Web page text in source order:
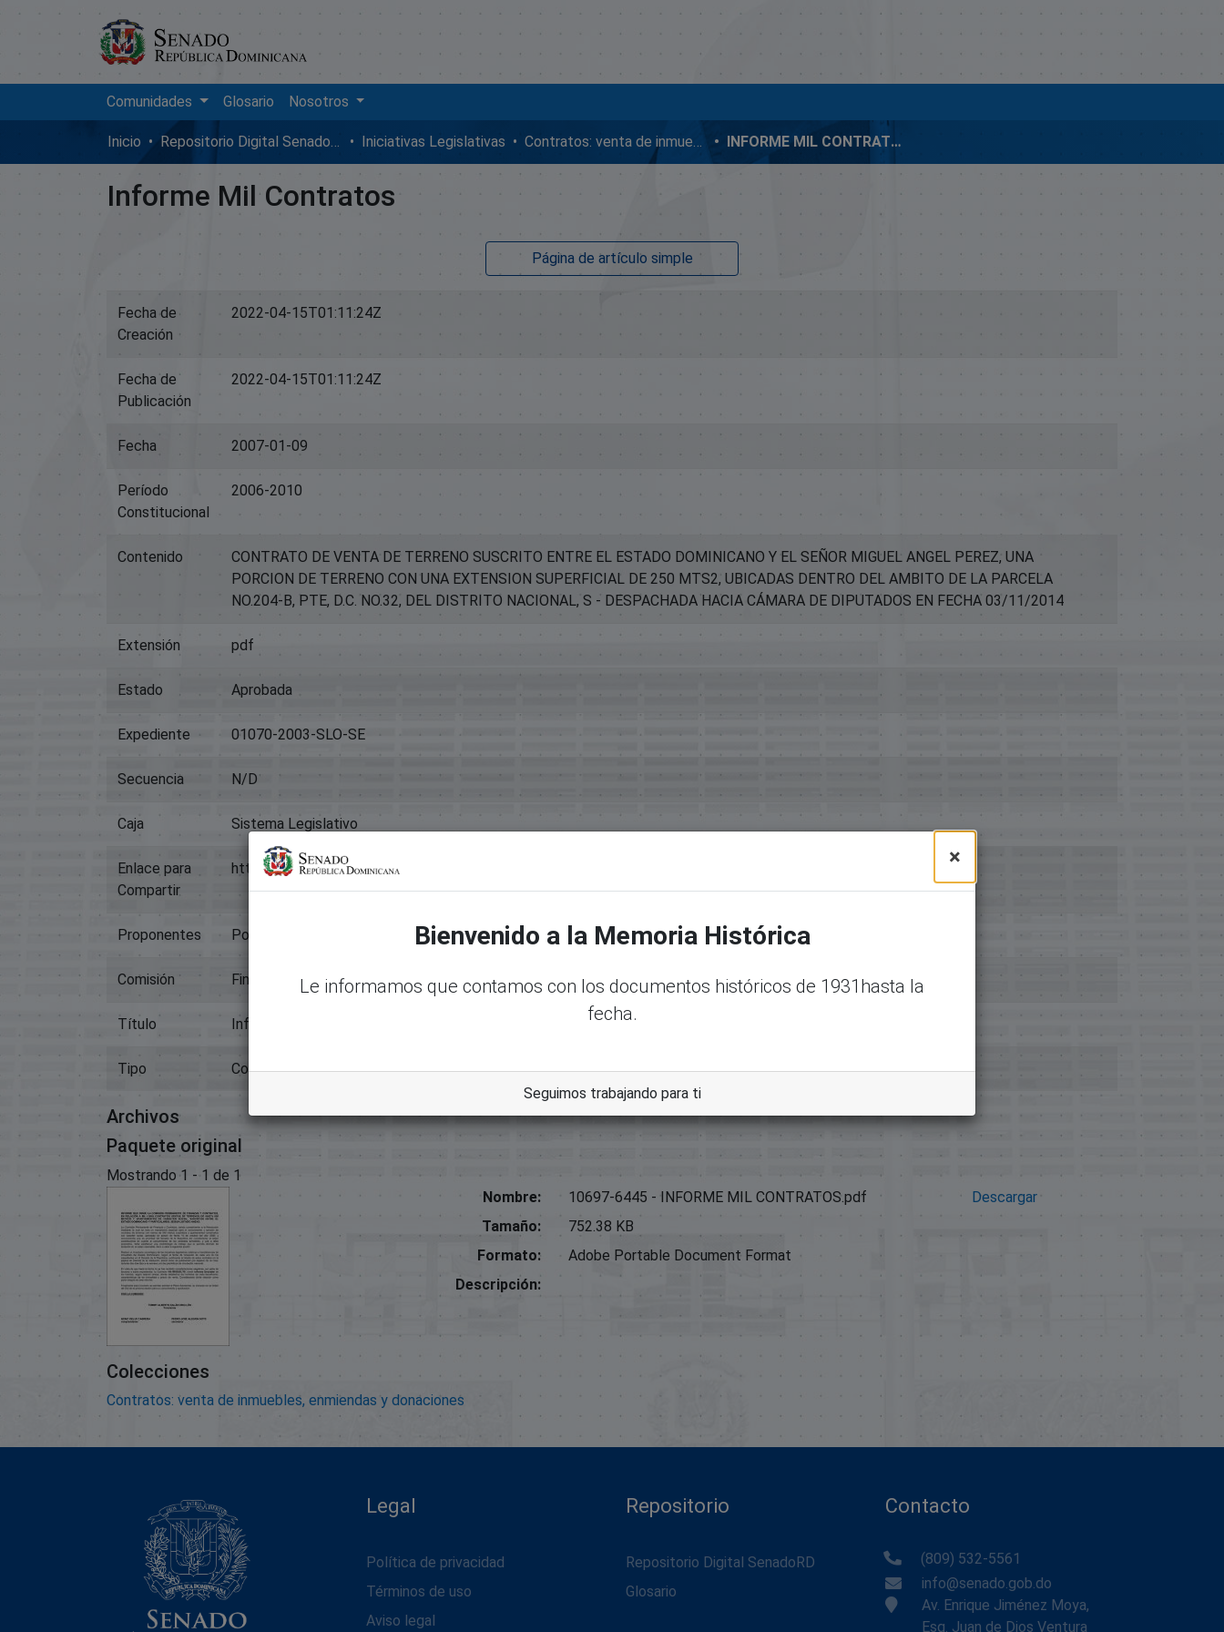
Comunidades Glosario Nosotros
Inicio Repositorio Digital SenadoRD Iniciativas Legislativas Contratos: venta de inmuebles, enmiendas y donaciones INFORME MIL CONTRATOS
Informe Mil Contratos
Página de artículo simple
Fecha de
Creación
2022-04-15T01:11:24Z
Fecha de
Publicación
2022-04-15T01:11:24Z
Fecha 2007-01-09
Período
Constitucional
2006-2010
Contenido
CONTRATO DE VENTA DE TERRENO SUSCRITO ENTRE EL ESTADO DOMINICANO Y EL SEÑOR MIGUEL ANGEL PEREZ, UNA
PORCION DE TERRENO CON UNA EXTENSION SUPERFICIAL DE 250 MTS2, UBICADAS DENTRO DEL AMBITO DE LA PARCELA
NO.204-B, PTE, D.C. NO.32, DEL DISTRITO NACIONAL, S - DESPACHADA HACIA CÁMARA DE DIPUTADOS EN FECHA 03/11/2014
Extensión pdf
Estado Aprobada
Expediente 01070-2003-SLO-SE
Secuencia N/D
Caja Sistema Legislativo
Enlace para
Compartir
https://memoriahistorica.senadord.gob.do/handle/123456789/2918
Proponentes Poder Ejecutivo
Comisión Finanzas Y Contratos
Título Informe Mil Contratos
Tipo Contratos: Venta De Inmuebles, Enmiendas Y Donaciones
Archivos
Paquete original
Mostrando 1 - 1 de 1
Nombre:
10697-6445 - INFORME MIL CONTRATOS.pdf
Tamaño:
752.38 KB
Formato:
Adobe Portable Document Format
Descripción:
Descargar
Colecciones
Contratos: venta de inmuebles, enmiendas y donaciones
Legal
Política de privacidad
Términos de uso
Aviso legal
Repositorio
Repositorio Digital SenadoRD
Glosario
Contacto
(809) 532-5561
info@senado.gob.do
Av. Enrique Jiménez Moya,
Esq. Juan de Dios Ventura
×
Bienvenido a la Memoria Histórica
Le informamos que contamos con los documentos históricos de 1931hasta la
fecha.
Seguimos trabajando para ti